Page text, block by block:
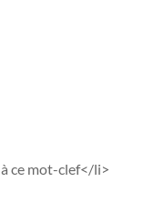
ce mot-clef</li>